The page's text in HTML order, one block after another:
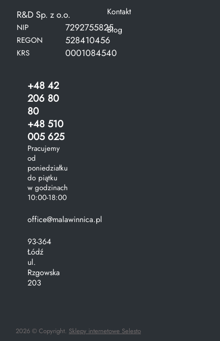
R&D Sp. z o.o.
NIP 7292755825
REGON 528410456
KRS 0001084540
+48 42
206 80
80
+48 510
005 625
Pracujemy
od
poniedziałku
do piątku
w godzinach
10:00-18:00
office@malawinnica.pl
93-364
Łódź
ul.
Rzgowska
203
Kontakt
Blog
2026 © Copyright. Sklepy internetowe Selesto